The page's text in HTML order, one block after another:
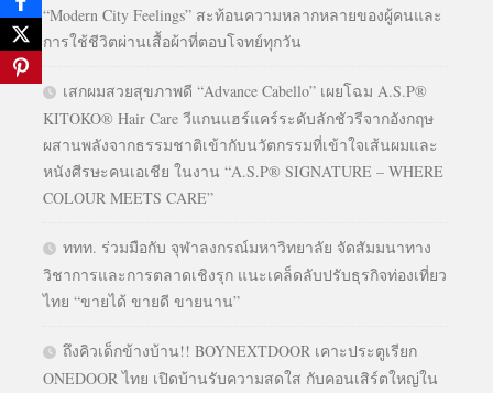
“Modern City Feelings” สะท้อนความหลากหลายของผู้คนและ
การใช้ชีวิตผ่านเสื้อผ้าที่ตอบโจทย์ทุกวัน
เสกผมสวยสุขภาพดี “Advance Cabello” เผยโฉม A.S.P®
KITOKO® Hair Care วีแกนแฮร์แคร์ระดับลักชัวรีจากอังกฤษ
ผสานพลังจากธรรมชาติเข้ากับนวัตกรรมที่เข้าใจเส้นผมและ
หนังศีรษะคนเอเชีย ในงาน “A.S.P® SIGNATURE – WHERE
COLOUR MEETS CARE”
ททท. ร่วมมือกับ จุฬาลงกรณ์มหาวิทยาลัย จัดสัมมนาทาง
วิชาการและการตลาดเชิงรุก แนะเคล็ดลับปรับธุรกิจท่องเที่ยว
ไทย “ขายได้ ขายดี ขายนาน”
ถึงคิวเด็กข้างบ้าน!! BOYNEXTDOOR เคาะประตูเรียก
ONEDOOR ไทย เปิดบ้านรับความสดใส กับคอนเสิร์ตใหญ่ใน